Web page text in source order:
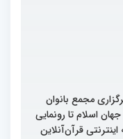
مجمع بانوان
اسلام تا رونمایی
قرآن‌آنلاین